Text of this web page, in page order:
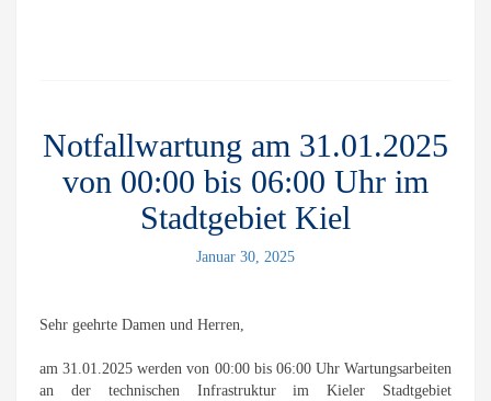
Notfallwartung am 31.01.2025
von 00:00 bis 06:00 Uhr im
Stadtgebiet Kiel
Januar 30, 2025
Sehr geehrte Damen und Herren,
am 31.01.2025 werden von 00:00 bis 06:00 Uhr Wartungsarbeiten
an der technischen Infrastruktur im Kieler Stadtgebiet